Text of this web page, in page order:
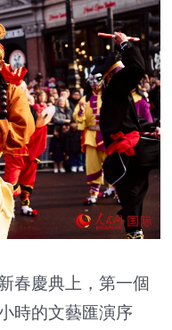
春慶典上，第一個
時的文藝匯演序